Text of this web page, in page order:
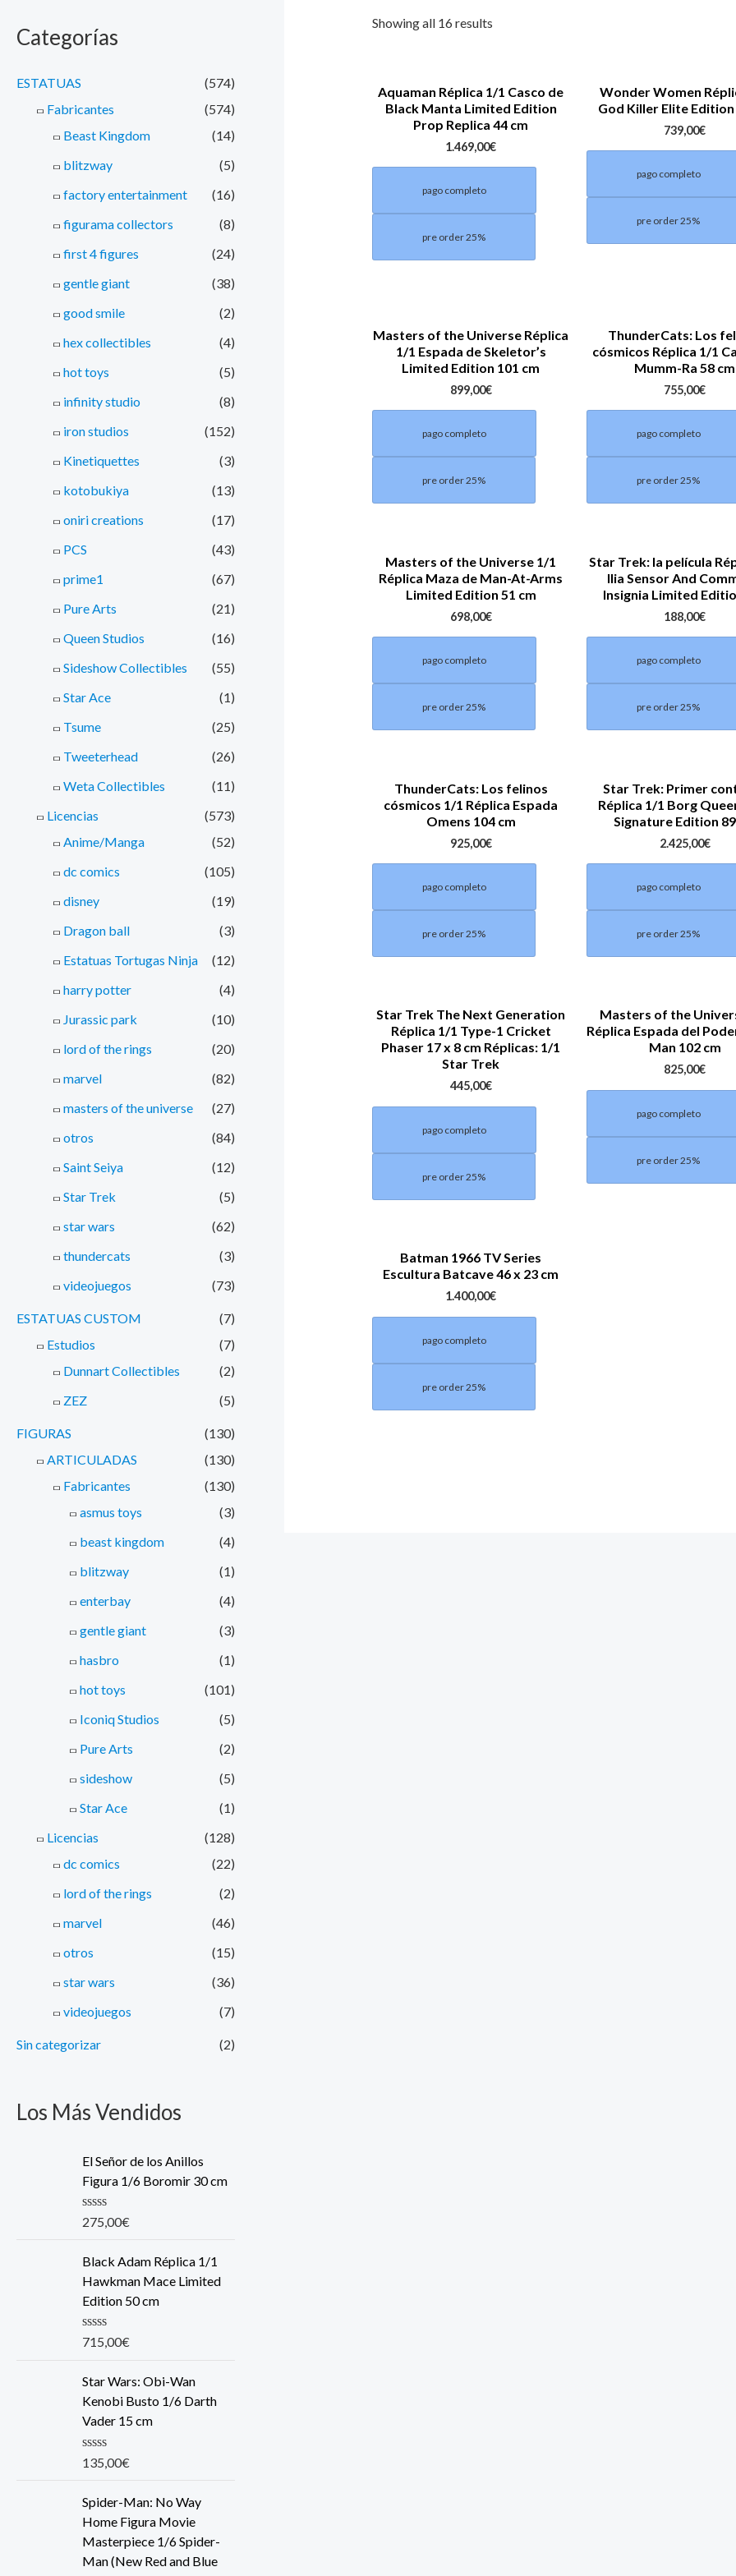
Categorías
ESTATUAS
(574)
Fabricantes
(574)
Beast Kingdom
(14)
blitzway
(5)
factory entertainment
(16)
figurama collectors
(8)
first 4 figures
(24)
gentle giant
(38)
good smile
(2)
hex collectibles
(4)
hot toys
(5)
infinity studio
(8)
iron studios
(152)
Kinetiquettes
(3)
kotobukiya
(13)
oniri creations
(17)
PCS
(43)
prime1
(67)
Pure Arts
(21)
Queen Studios
(16)
Sideshow Collectibles
(55)
Star Ace
(1)
Tsume
(25)
Tweeterhead
(26)
Weta Collectibles
(11)
Licencias
(573)
Anime/Manga
(52)
dc comics
(105)
disney
(19)
Dragon ball
(3)
Estatuas Tortugas Ninja
(12)
harry potter
(4)
Jurassic park
(10)
lord of the rings
(20)
marvel
(82)
masters of the universe
(27)
otros
(84)
Saint Seiya
(12)
Star Trek
(5)
star wars
(62)
thundercats
(3)
videojuegos
(73)
ESTATUAS CUSTOM
(7)
Estudios
(7)
Dunnart Collectibles
(2)
ZEZ
(5)
FIGURAS
(130)
ARTICULADAS
(130)
Fabricantes
(130)
asmus toys
(3)
beast kingdom
(4)
blitzway
(1)
enterbay
(4)
gentle giant
(3)
hasbro
(1)
hot toys
(101)
Iconiq Studios
(5)
Pure Arts
(2)
sideshow
(5)
Star Ace
(1)
Licencias
(128)
dc comics
(22)
lord of the rings
(2)
marvel
(46)
otros
(15)
star wars
(36)
videojuegos
(7)
Sin categorizar (2)
Los Más Vendidos
El Señor de los Anillos
Figura 1/6 Boromir 30 cm
R
e
0
o
t
o
275,00€
Black Adam Réplica 1/1
Hawkman Mace Limited
Edition 50 cm
R
e
0
o
t
o
f
715,00€
Star Wars: Obi-Wan
Kenobi Busto 1/6 Darth
Vader 15 cm
R
e
0
o
t
135,00€
Spider-Man: No Way
Home Figura Movie
Masterpiece 1/6 Spider-
Man (New Red and Blue
Showing all 16 results
Aquaman Réplica 1/1 Casco de
Black Manta Limited Edition
Prop Replica 44 cm
1.469,00€
pago completo
pre order 25%
Wonder Women
God Killer Elite Edition
739,00€
pago completo
pre order 25%
Masters of the Universe Réplica
1/1 Espada de Skeletor’s
Limited Edition 101 cm
899,00€
pago completo
pre order 25%
ThunderCats: Los
cósmicos Réplica 1/1
Mumm-Ra 58 cm
755,00€
pago completo
pre order 25%
Masters of the Universe 1/1
Réplica Maza de Man-At-Arms
Limited Edition 51 cm
698,00€
pago completo
pre order 25%
Star Trek: la película
Ilia Sensor And
Insignia Limited
188,00€
pago completo
pre order 25%
ThunderCats: Los felinos
cósmicos 1/1 Réplica Espada
Omens 104 cm
925,00€
pago completo
pre order 25%
Star Trek: Primer
Réplica 1/1 Borg
Signature Edition
2.425,00€
pago completo
pre order 25%
Star Trek The Next Generation
Réplica 1/1 Type-1 Cricket
Phaser 17 x 8 cm Réplicas: 1/1
Star Trek
445,00€
pago completo
pre order 25%
Masters of the
Réplica Espada del
Man 102 cm
825,00€
pago completo
pre order 25%
Batman 1966 TV Series
Escultura Batcave 46 x 23 cm
1.400,00€
pago completo
pre order 25%